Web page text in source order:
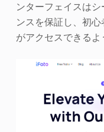
ンターフェイスは
ンスを保証し、初
がアクセスできるよ